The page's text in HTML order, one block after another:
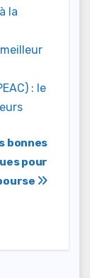
la
: le
bonnes
pour